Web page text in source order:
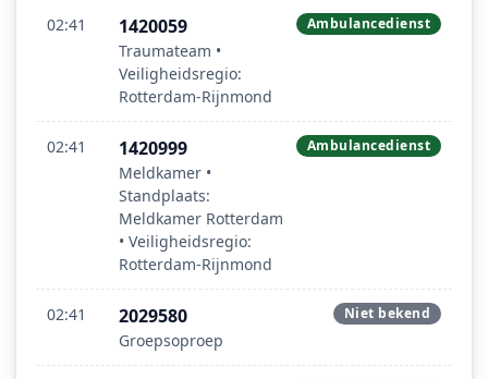
02:41 1420059
Traumateam •
Veiligheidsregio:
Rotterdam-Rijnmond
Ambulancedienst
02:41 1420999
Meldkamer •
Standplaats:
Meldkamer Rotterdam
• Veiligheidsregio:
Rotterdam-Rijnmond
Ambulancedienst
02:41 2029580
Groepsoproep
Niet bekend